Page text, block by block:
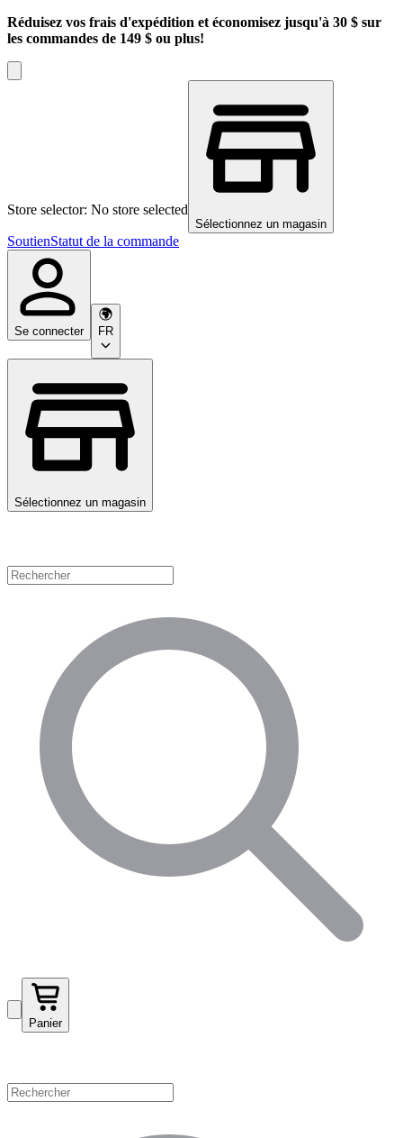
Réduisez vos frais d'expédition et économisez jusqu'à 30 $ sur
les commandes de 149 $ ou plus!
Store selector: No store selected
Sélectionnez un magasin
SoutienStatut de la commande
Se connecter FR
Sélectionnez un magasin
Panier